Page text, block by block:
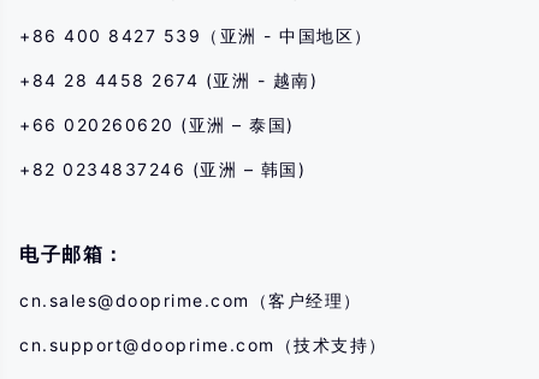
+86 400 8427 539（亚洲 - 中国地区）
+84 28 4458 2674 (亚洲 - 越南)
+66 020260620 (亚洲 – 泰国)
+82 0234837246 (亚洲 – 韩国)
电子邮箱：
cn.sales@dooprime.com （客户经理）
cn.support@dooprime.com （技术支持）